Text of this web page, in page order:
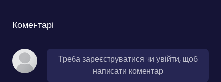
Коментарі
Треба зареєструватися чи увійти, щоб
написати коментар